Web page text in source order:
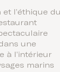
l’éthique du
une
à l’intérieur
marins